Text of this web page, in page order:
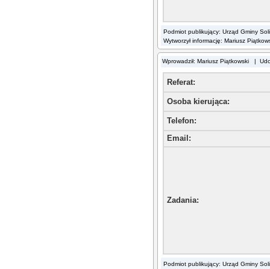
Podmiot publikujący: Urząd Gminy
Wytworzył informację: Mariusz
Wprowadził: Mariusz Piątkowski |
Referat:
Osoba kierująca:
Telefon:
Email :
Zadania:
Podmiot publikujący: Urząd Gminy